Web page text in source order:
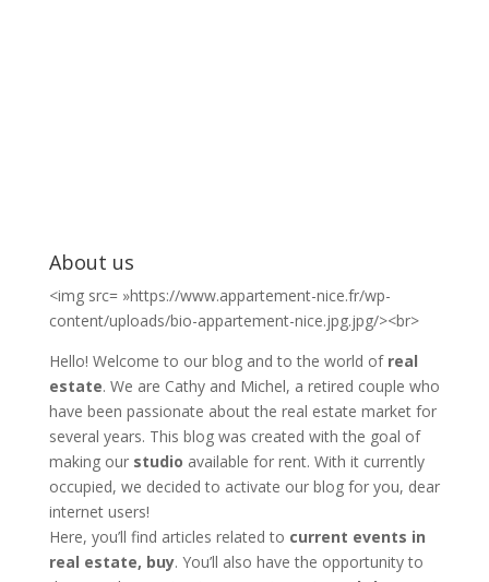
About us
<img src= »https://www.appartement-nice.fr/wp-
content/uploads/bio-appartement-nice.jpg.jpg/><br>
Hello! Welcome to our blog and to the world of real
estate. We are Cathy and Michel, a retired couple who
have been passionate about the real estate market for
several years. This blog was created with the goal of
making our studio available for rent. With it currently
occupied, we decided to activate our blog for you, dear
internet users!
Here, you’ll find articles related to current events in
real estate, buy. You’ll also have the opportunity to